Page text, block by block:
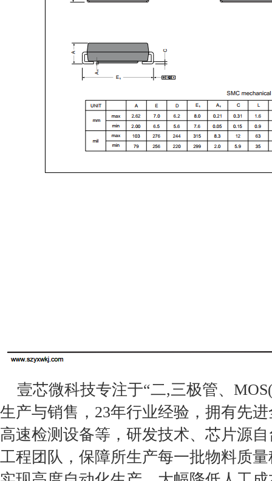
壹芯微科技专注于“二,三极管、
生产与销售，23年行业经验，拥有先
高速检测设备等，研发技术、芯片源
工程团队，保障所生产每一批物料质